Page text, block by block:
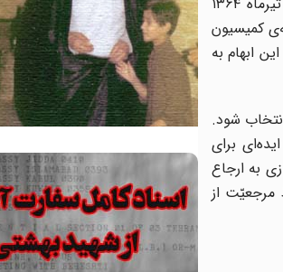
کمیسیون
ابهام به
شود.
برای
به ارجاع
از